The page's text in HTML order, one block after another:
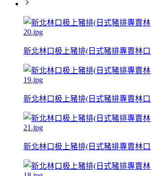
新北林口极上豬排(日式豬排專賣林
新北林口极上豬排(日式豬排專賣林
新北林口极上豬排(日式豬排專賣林